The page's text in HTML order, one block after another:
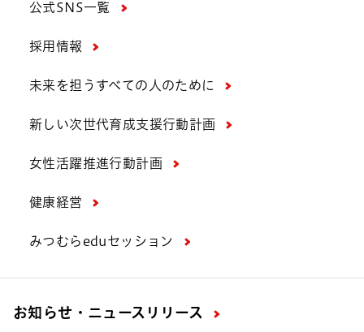
公式SNS一覧
採用情報
未来を担うすべての人のために
新しい次世代育成支援行動計画
女性活躍推進行動計画
健康経営
みつむらeduセッション
お知らせ・ニュースリリース